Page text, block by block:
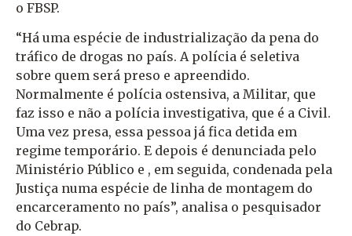
o FBSP.
“Há uma espécie de industrialização da pena do
tráfico de drogas no país. A polícia é seletiva
sobre quem será preso e apreendido.
Normalmente é polícia ostensiva, a Militar, que
faz isso e não a polícia investigativa, que é a Civil.
Uma vez presa, essa pessoa já fica detida em
regime temporário. E depois é denunciada pelo
Ministério Público e , em seguida, condenada pela
Justiça numa espécie de linha de montagem do
encarceramento no país”, analisa o pesquisador
do Cebrap.